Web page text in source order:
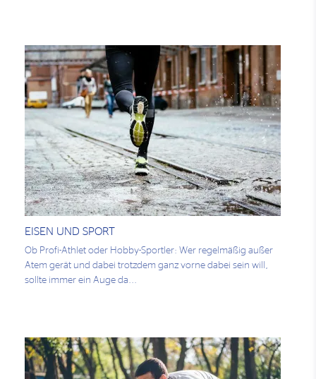
EISEN UND SPORT
Ob Profi-Athlet oder Hobby-Sportler: Wer regelmäßig außer
Atem gerät und dabei trotzdem ganz vorne dabei sein will,
sollte immer ein Auge da...